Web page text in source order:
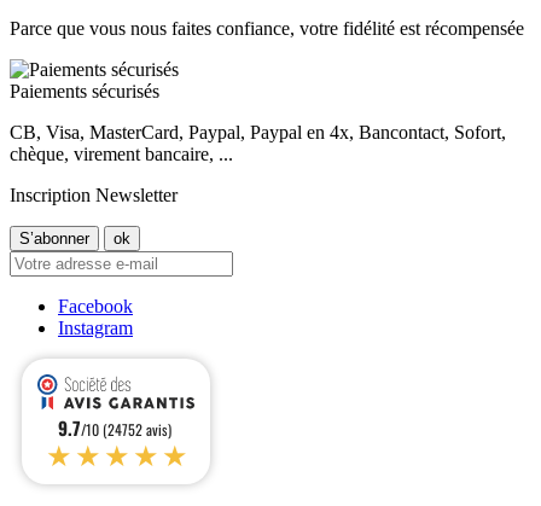
Parce que vous nous faites confiance, votre fidélité est récompensée
Paiements sécurisés
CB, Visa, MasterCard, Paypal, Paypal en 4x, Bancontact, Sofort,
chèque, virement bancaire, ...
Inscription Newsletter
Facebook
Instagram
9.7/10 (24752 avis)
★★★★★